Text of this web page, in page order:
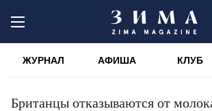
ЖУРНАЛ АФИША КЛУБ
Британцы отказываются от